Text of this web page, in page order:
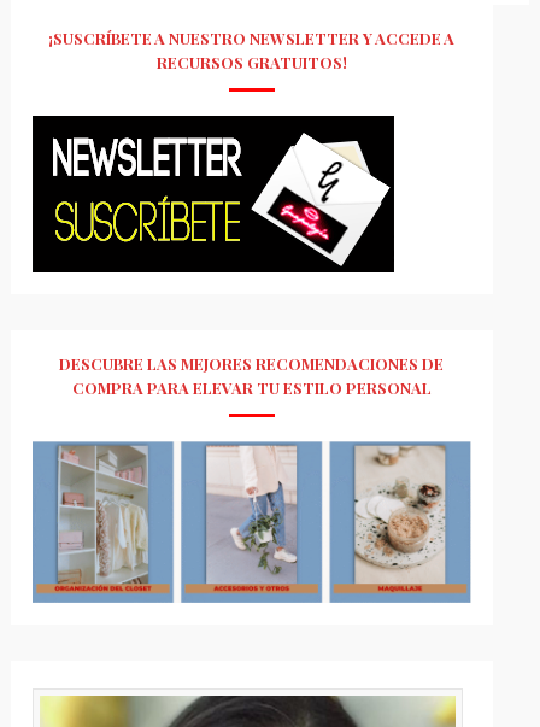
¡SUSCRÍBETE A NUESTRO NEWSLETTER Y ACCEDE A
RECURSOS GRATUITOS!
DESCUBRE LAS MEJORES RECOMENDACIONES DE
COMPRA PARA ELEVAR TU ESTILO PERSONAL